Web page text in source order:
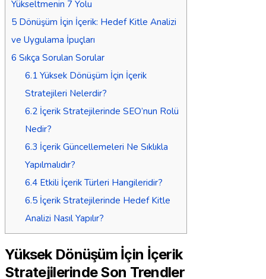
Yükseltmenin 7 Yolu
5 Dönüşüm İçin İçerik: Hedef Kitle Analizi
ve Uygulama İpuçları
6 Sıkça Sorulan Sorular
6.1Yüksek Dönüşüm İçin İçerik
Stratejileri Nelerdir?
6.2İçerik Stratejilerinde SEO’nun Rolü
Nedir?
6.3 İçerik Güncellemeleri Ne Sıklıkla
Yapılmalıdır?
6.4Etkili İçerik Türleri Hangileridir?
6.5İçerik Stratejilerinde Hedef Kitle
Analizi Nasıl Yapılır?
Yüksek Dönüşüm İçin İçerik
Stratejilerinde Son Trendler